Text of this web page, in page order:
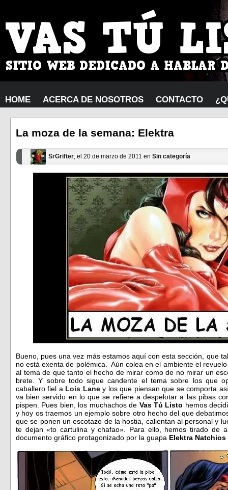
HOME ACERCA DE NOSOTROS CONTACTO
La moza de la semana: Elektra
SrGrifter, el 20 de marzo de 2011 en Sin categoría
Bueno, pues una vez más estamos aquí con esta sección, que
no está exenta de polémica. Aún colea en el ambiente el
al tema de que tanto el hecho de mirar como de no mirar un
brete. Y sobre todo sigue candente el tema sobre los que
caballero fiel a Lois Lane y los que piensan que se comporta
va bien servido en lo que se refiere a despelotar a las pibas
pispen. Pues bien, los muchachos de Vas Tú Listo hemos
y hoy os traemos un ejemplo sobre otro hecho del que
que se ponen un escotazo de la hostia, calientan al personal y
te dejan «to cartulina y chafao». Para ello, hemos tirado de
documento gráfico protagonizado por la guapa Elektra Natchios